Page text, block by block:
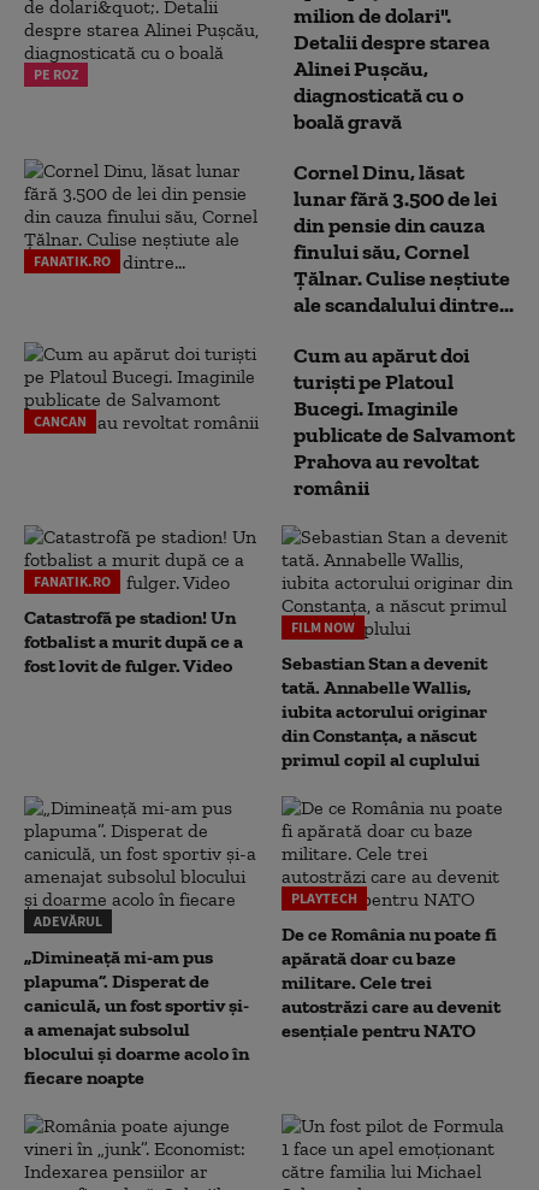
PE ROZ
milion de dolari".
Detalii despre starea
Alinei Pușcău,
diagnosticată cu o
boală gravă
FANATIK.RO
Cornel Dinu, lăsat
lunar fără 3.500 de lei
din pensie din cauza
finului său, Cornel
Țălnar. Culise neștiute
ale scandalului dintre...
CANCAN
Cum au apărut doi
turiști pe Platoul
Bucegi. Imaginile
publicate de Salvamont
Prahova au revoltat
românii
FANATIK.RO
Catastrofă pe stadion! Un
fotbalist a murit după ce a
fost lovit de fulger. Video
FILM NOW
Sebastian Stan a devenit
tată. Annabelle Wallis,
iubita actorului originar
din Constanța, a născut
primul copil al cuplului
ADEVĂRUL
„Dimineață mi-am pus
plapuma”. Disperat de
caniculă, un fost sportiv și-
a amenajat subsolul
blocului și doarme acolo în
fiecare noapte
PLAYTECH
De ce România nu poate fi
apărată doar cu baze
militare. Cele trei
autostrăzi care au devenit
esențiale pentru NATO